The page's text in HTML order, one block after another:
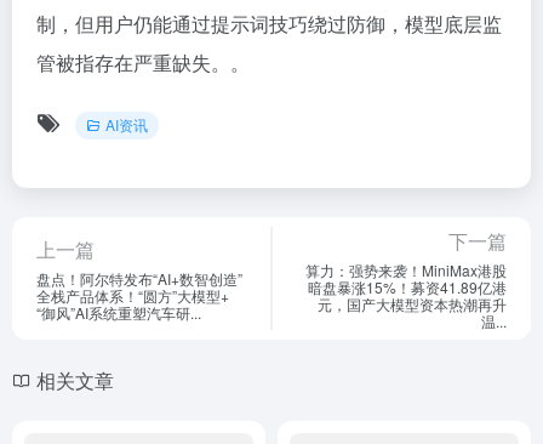
制，但用户仍能通过提示词技巧绕过防御，模型底层监
管被指存在严重缺失。。
AI资讯
上一篇
盘点！阿尔特发布“AI+数智创造”
全栈产品体系！“圆方”大模型+
“御风”AI系统重塑汽车研...
下一篇
算力：强势来袭！MiniMax港股
暗盘暴涨15%！募资41.89亿港
元，国产大模型资本热潮再升
温...
相关文章